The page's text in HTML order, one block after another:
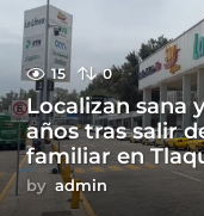
15 0
Localizan sana
años tras salir
familiar en
by admin